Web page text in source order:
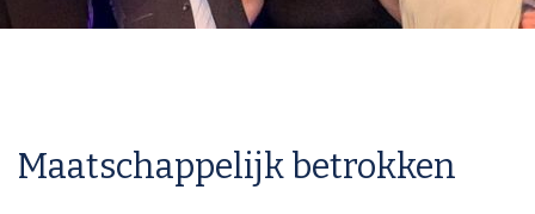
Maatschappelijk betrokken